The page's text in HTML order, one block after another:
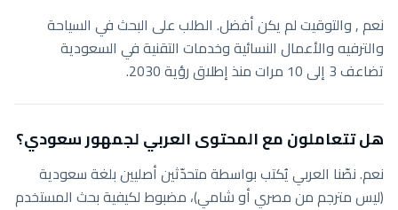
نعم , والتوقيت لم يكن أفضل. الطلب على البحث في السياحة
والترفيه والأعمال النسائية وخدمات التقنية في السعودية
تضاعف 3 إلى 10 مرات منذ إطلاق رؤية 2030.
هل تتعاملون مع المحتوى العربي لجمهور سعودي؟
نعم. نصّنا العربي يُكتب بواسطة متحدّثين أصليين بلغة سعودية
(ليس مترجم من مصري أو شامي)، مضبوط لكيفية بحث المستخدم